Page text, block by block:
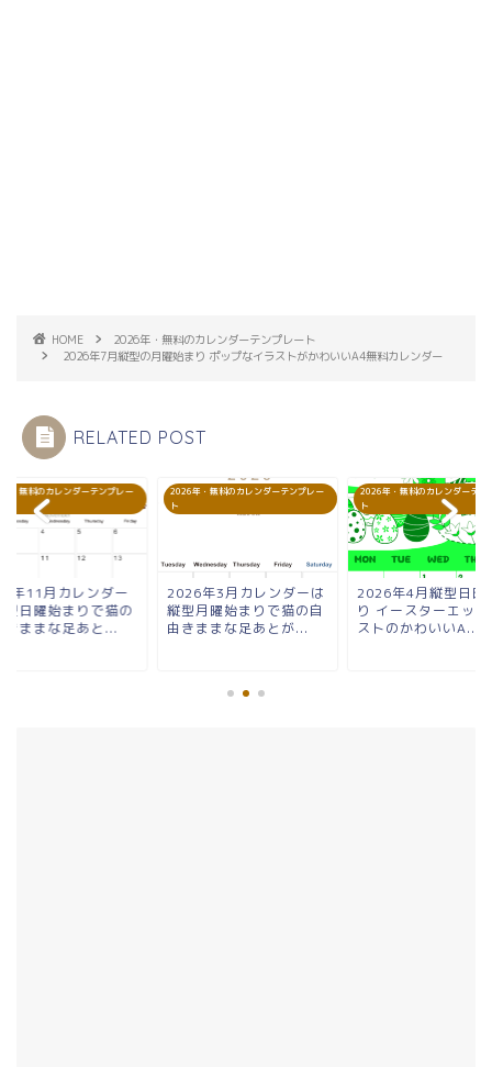
HOME
2026年・無料のカレンダーテンプレート
2026年7月縦型の月曜始まり ポップなイラストがかわいいA4無料カレンダー
RELATED POST
・無料のカレンダーテンプレー
年11月カレンダー
型日曜始まりで猫の
きままな足あと...
2026年・無料のカレンダーテンプレー
ト
2026年3月カレンダーは
縦型月曜始まりで猫の自
由きままな足あとが...
2026年・無料のカレンダーテン
ト
2026年4月縦型日曜
り イースターエッ
ストのかわいいA...